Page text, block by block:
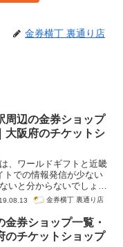
金券横丁 裏通り店
周辺の金券ショップ
大阪府のチケットシ
、ワールドギフトと近畿
トでの情報発信が少ない
いと分からないでしょ
の金券ショップ一覧・比
金券横丁 裏通り店
金券ショップ一覧・
のチケットショップ